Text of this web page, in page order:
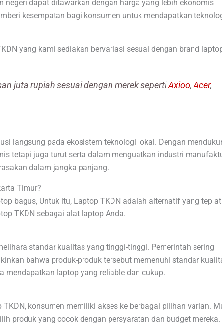
dapat ditawarkan dengan harga yang lebih ekonomis
kesempatan bagi konsumen untuk mendapatkan
yang kami sediakan bervariasi sesuai dengan brand
juta rupiah sesuai dengan merek sepertiAxioo,Acer,
langsung pada ekosistem teknologi lokal. Dengan
tetapi juga turut serta dalam menguatkan industri
dalam jangka panjang.
Timur?
bagus, Untuk itu, Laptop TKDN adalah alternatif yang tep at.
TKDN sebagai alat laptop Anda.
standar kualitas yang tinggi-tinggi. Pemerintah sering
bahwa produk-produk tersebut memenuhi standar
mendapatkan laptop yang reliable dan cukup.
konsumen memiliki akses ke berbagai pilihan varian.
produk yang cocok dengan persyaratan dan budget mereka.